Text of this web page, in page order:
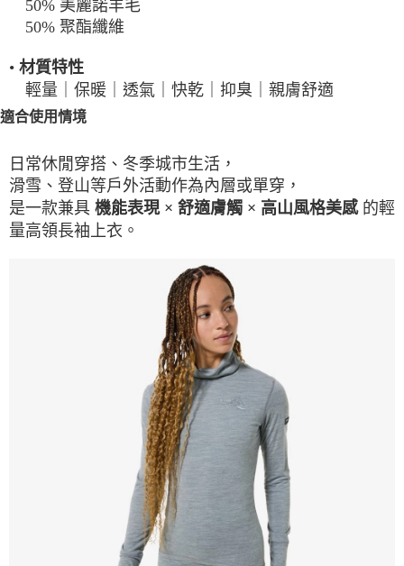
50% 美麗諾羊毛
50% 聚酯纖維
• 材質特性
輕量｜保暖｜透氣｜快乾｜抑臭｜親膚舒適
適合使用情境
日常休閒穿搭、冬季城市生活，
滑雪、登山等戶外活動作為內層或單穿，
是一款兼具 機能表現 × 舒適膚觸 × 高山風格美感的輕
量高領長袖上衣。